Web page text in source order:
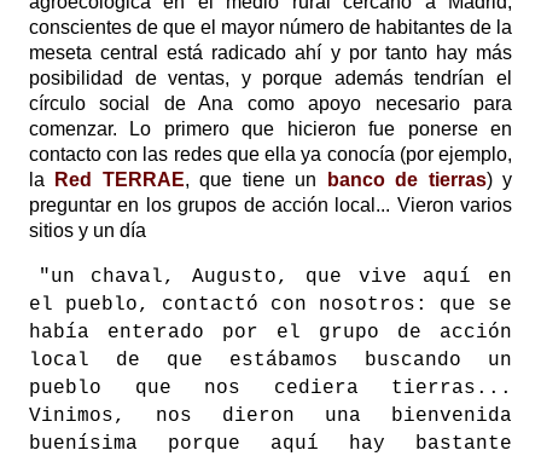
conscientes de que el mayor número de habitantes de la
meseta central está radicado ahí y por tanto hay más
posibilidad de ventas, y porque además tendrían el
círculo social de Ana como apoyo necesario para
comenzar. Lo primero que hicieron fue ponerse en
contacto con las redes que ella ya conocía (por ejemplo,
la
Red TERRAE, que tiene un banco de tierras) y
preguntar en los grupos de acción local... Vieron varios
sitios y un día
"un chaval, Augusto, que vive aquí en
el pueblo, contactó con nosotros: que se
había enterado por el grupo de acción
local de que estábamos buscando un
pueblo que nos cediera tierras...
Vinimos, nos dieron una bienvenida
buenísima porque aquí hay bastante